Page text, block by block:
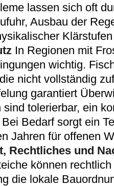
lassen sich oft
Ausbau der
In Regionen mit
wichtig.
nicht vollständig
garantiert
sind tolerierbar, ein
Bedarf sorgt ein
Jahren für offenen
Rechtliches und
können
die lokale